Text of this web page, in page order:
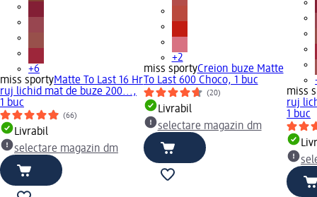
+6
miss sportyMatte To Last 16 Hr
ruj lichid mat de buze 200...,
1 buc
(66)
Livrabil
selectare magazin dm
+2
miss sportyCreion buze Matte
To Last 600 Choco, 1 buc
(20)
Livrabil
selectare magazin dm
miss
ruj
1 buc